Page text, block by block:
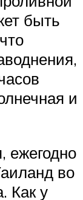
быть
и
ежегодно
во
Как у